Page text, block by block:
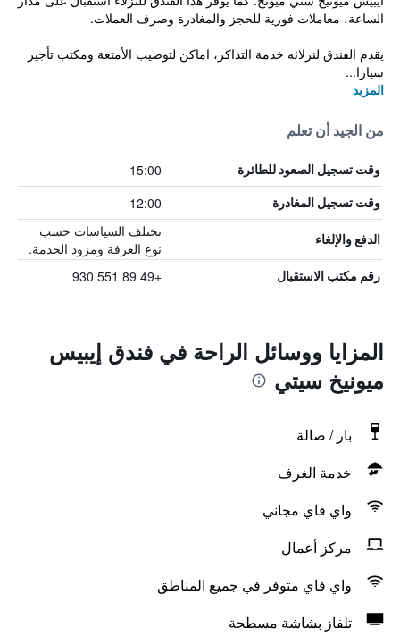
الساعة، معاملات فورية للحجز والمغادرة وصرف العملات.
يقدم الفندق لنزلائه خدمة التذاكر، اماكن لتوضيب الأمتعة ومكتب تأجير
سيارا...
المزيد
من الجيد أن تعلم
وقت تسجيل الصعود للطائرة 15:00
وقت تسجيل المغادرة 12:00
الدفع والإلغاء
تختلف السياسات حسب
نوع الغرفة ومزود الخدمة.
رقم مكتب الاستقبال +49 89 551 930
المزايا ووسائل الراحة في فندق إيبيس
ميونيخ سيتي
بار / صالة
خدمة الغرف
واي فاي مجاني
مركز أعمال
واي فاي متوفر في جميع المناطق
تلفاز بشاشة مسطحة